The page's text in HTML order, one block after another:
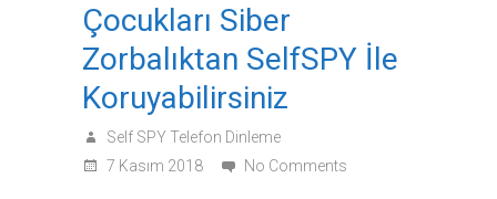
Çocukları Siber
Zorbalıktan SelfSPY İle
Koruyabilirsiniz
Self SPY Telefon Dinleme
7 Kasım 2018
No Comments